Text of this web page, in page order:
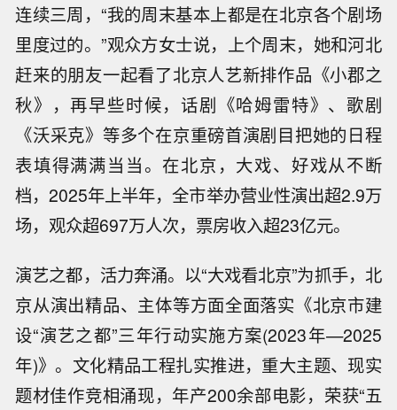
连续三周，“我的周末基本上都是在北京各个剧场
里度过的。”观众方女士说，上个周末，她和河北
赶来的朋友一起看了北京人艺新排作品《小郡之
秋》，再早些时候，话剧《哈姆雷特》、歌剧
《沃采克》等多个在京重磅首演剧目把她的日程
表填得满满当当。在北京，大戏、好戏从不断
档，2025年上半年，全市举办营业性演出超2.9万
场，观众超697万人次，票房收入超23亿元。
演艺之都，活力奔涌。以“大戏看北京”为抓手，北
京从演出精品、主体等方面全面落实《北京市建
设“演艺之都”三年行动实施方案(2023年—2025
年)》。文化精品工程扎实推进，重大主题、现实
题材佳作竞相涌现，年产200余部电影，荣获“五